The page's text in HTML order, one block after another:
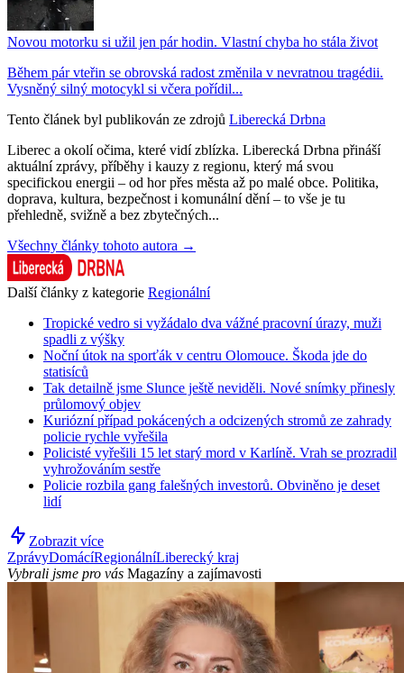
Novou motorku si užil jen pár hodin. Vlastní chyba ho stála život
Během pár vteřin se obrovská radost změnila v nevratnou tragédii.
Vysněný silný motocykl si včera pořídil...
Tento článek byl publikován ze zdrojů Liberecká Drbna
Liberec a okolí očima, které vidí zblízka. Liberecká Drbna přináší
aktuální zprávy, příběhy i kauzy z regionu, který má svou
specifickou energii – od hor přes města až po malé obce. Politika,
doprava, kultura, bezpečnost i komunální dění – to vše je tu
přehledně, svižně a bez zbytečných...
Všechny články tohoto autora →
Další články z kategorie Regionální
Tropické vedro si vyžádalo dva vážné pracovní úrazy, muži
spadli z výšky
Noční útok na sporťák v centru Olomouce. Škoda jde do
statisíců
Tak detailně jsme Slunce ještě neviděli. Nové snímky přinesly
průlomový objev
Kuriózní případ pokácených a odcizených stromů ze zahrady
policie rychle vyřešila
Policisté vyřešili 15 let starý mord v Karlíně. Vrah se prozradil
vyhrožováním sestře
Policie rozbila gang falešných investorů. Obviněno je deset
lidí
Zobrazit více
ZprávyDomácíRegionálníLiberecký kraj
Vybrali jsme pro vás Magazíny a zajímavosti